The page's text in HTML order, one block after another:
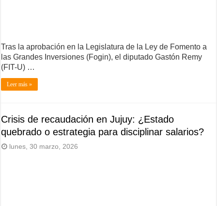
Tras la aprobación en la Legislatura de la Ley de Fomento a
las Grandes Inversiones (Fogin), el diputado Gastón Remy
(FIT-U) …
Leer más »
Crisis de recaudación en Jujuy: ¿Estado
quebrado o estrategia para disciplinar salarios?
lunes, 30 marzo, 2026